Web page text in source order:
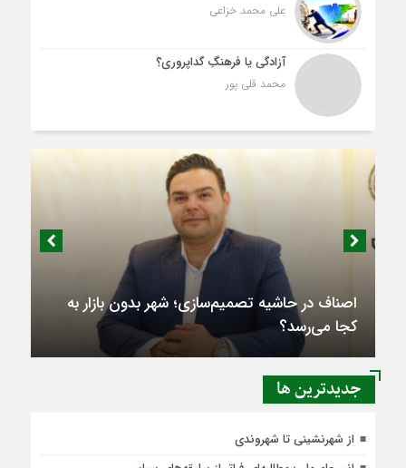
علی محمد خزاعی
آزادگی یا فرهنگِ گداپروری؟
محمد قلی پور
اصناف در حاشیه تصمیم‌سازی؛ شهر بدون بازار به
کجا می‌رسد؟
جديدترين ها
از شهرنشینی تا شهروندی